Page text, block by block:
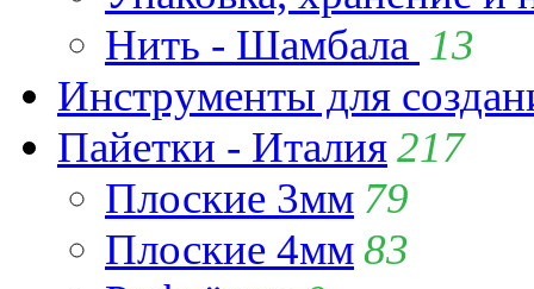
Нить - Шамбала 13
Инструменты для
Пайетки - Италия217
Плоские 3мм 79
Плоские 4мм83